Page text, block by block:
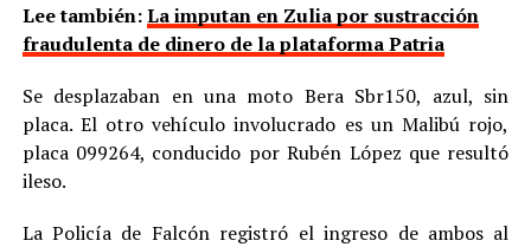
Lee también:La imputan en Zulia por sustracción
fraudulenta de dinero de la plataforma Patria
Se desplazaban en una moto Bera Sbr150, azul, sin
placa. El otro vehículo involucrado es un Malibú rojo,
placa 099264, conducido por Rubén López que resultó
ileso.
La Policía de Falcón registró el ingreso de ambos al